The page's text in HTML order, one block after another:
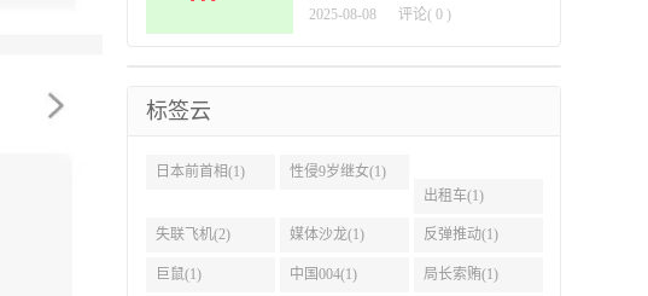
2025-08-08 评论( 0 )
标签云
日本前首相(1)
性侵9岁继女(1)
出租车(1)
失联飞机(2) 媒体沙龙(1) 反弹推动(1)
巨鼠(1) 中国004(1) 局长索贿(1)